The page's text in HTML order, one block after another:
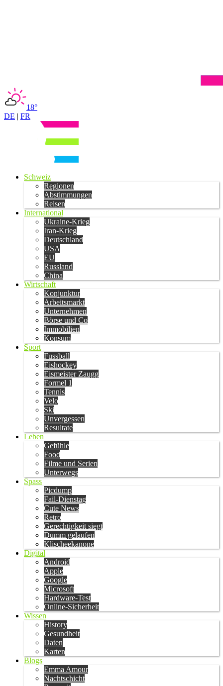
18°
DE | FR
Schweiz
Regionen
Abstimmungen
Reisen
International
Ukraine-Krieg
Iran-Krieg
Deutschland
USA
EU
Russland
China
Wirtschaft
Konjunktur
Arbeitsmarkt
Unternehmen
Börse und Co
Immobilien
Konsum
Sport
Fussball
Eishockey
Eismeister Zaugg
Formel 1
Tennis
Velo
Ski
Unvergessen
Resultate
Leben
Gefühle
Food
Filme und Serien
Unterwegs
Spass
Picdump
Fail-Dienstag
Cute News
Retro
Gerechtigkeit siegt
Dumm gelaufen
Klischeekanone
Digital
Android
Apple
Google
Microsoft
Hardware-Test
Online-Sicherheit
Wissen
History
Gesundheit
Daten
Karten
Blogs
Emma Amour
Nachtschicht